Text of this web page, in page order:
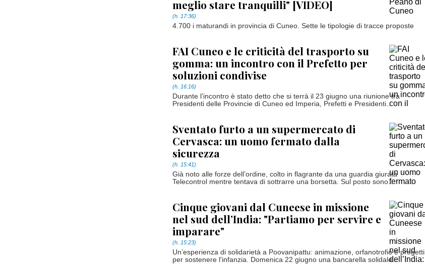
meglio stare tranquilli" [VIDEO]
(h. 17:36)
4.700 i maturandi in provincia di Cuneo. Sette le tipologie di tracce proposte
FAI Cuneo e le criticità del trasporto su
gomma: un incontro con il Prefetto per
soluzioni condivise
(h. 16:16)
Durante l’incontro è stato detto che si terrà il 23 giugno una riunione tra
Presidenti delle Provincie di Cuneo ed Imperia, Prefetti e Presidenti...
Sventato furto a un supermercato di
Cervasca: un uomo fermato dalla
sicurezza
(h. 15:41)
Già noto alle forze dell’ordine, colto in flagrante da una guardia giurata
Telecontrol mentre tentava di sottrarre una borsetta. Sul posto sono...
Cinque giovani dal Cuneese in missione
nel sud dell’India: "Partiamo per servire e
imparare"
(h. 15:23)
Un’esperienza di solidarietà a Poovanipattu: animazione, orfanotrofio e progetti
per sostenere l'infanzia. Domenica 22 giugno una bancarella solidale...